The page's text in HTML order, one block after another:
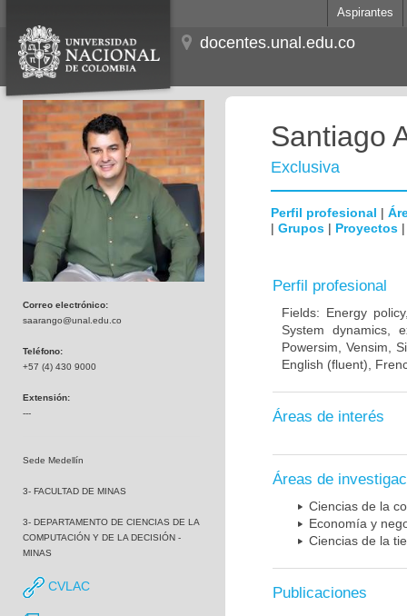
Aspirantes
docentes.unal.edu.co
Correo electrónico:
saarango@unal.edu.co
Teléfono:
+57 (4) 430 9000
Extensión:
---
Sede Medellín
3- FACULTAD DE MINAS
3- DEPARTAMENTO DE CIENCIAS DE LA
COMPUTACIÓN Y DE LA DECISIÓN -
MINAS
CVLAC
Santiago
Exclusiva
Perfil profesional |
| Grupos | Proyectos
Perfil profesional
Fields: Energy
System dynamics,
Powersim, Vensim,
English (fluent),
Áreas de interés
Áreas de
Ciencias de la
Economía y
Ciencias de la
Publicaciones